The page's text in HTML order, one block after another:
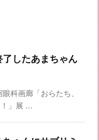
したあまちゃん
科画廊「おらたち、
」展 ...